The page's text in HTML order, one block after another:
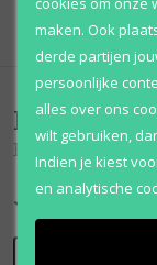
Bombshell
maken. Ook
derde partijen
persoonlijke
alles over ons
wilt gebruiken,
Indien je kiest
en analytische